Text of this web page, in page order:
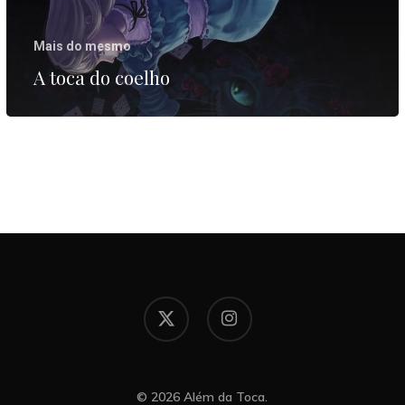
Mais do mesmo
A toca do coelho
x-
twitter
instagram
© 2026 Além da Toca.